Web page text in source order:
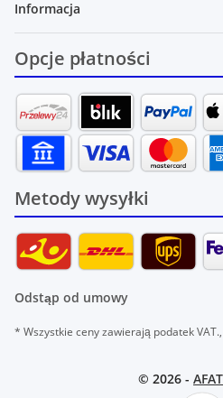
Informacja
Opcje płatności
Metody wysyłki
Odstąp od umowy
* Wszystkie ceny zawierają podatek
© 2026 -